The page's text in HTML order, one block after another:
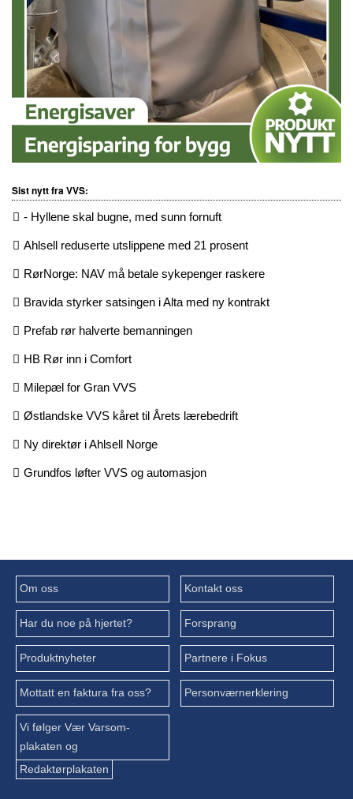
Sist nytt fra VVS:
- Hyllene skal bugne, med sunn fornuft
Ahlsell reduserte utslippene med 21 prosent
RørNorge: NAV må betale sykepenger raskere
Bravida styrker satsingen i Alta med ny kontrakt
Prefab rør halverte bemanningen
HB Rør inn i Comfort
Milepæl for Gran VVS
Østlandske VVS kåret til Årets lærebedrift
Ny direktør i Ahlsell Norge
Grundfos løfter VVS og automasjon
Om oss Kontakt oss
Har du noe på hjertet? Forsprang
Produktnyheter Partnere i Fokus
Mottatt en faktura fra oss? Personværnerklering
Vi følger Vær Varsom-
plakaten og
Redaktørplakaten